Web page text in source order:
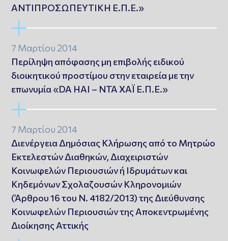
ΑΝΤΙΠΡΟΣΩΠΕΥΤΙΚΗ Ε.Π.Ε.»
7 Μαρτίου 2014
Περίληψη απόφασης μη επιβολής ειδικού
διοικητικού προστίμου στην εταιρεία με την
επωνυμία «DA HAI – ΝΤΑ ΧΑΪ Ε.Π.Ε.»
7 Μαρτίου 2014
Διενέργεια Δημόσιας Κλήρωσης από το Μητρώο
Εκτελεστών Διαθηκών, Διαχειριστών
Κοινωφελών Περιουσιών ή Ιδρυμάτων και
Κηδεμόνων Σχολαζουσών Κληρονομιών
(Άρθρου 16 του Ν. 4182/2013) της Διεύθυνσης
Κοινωφελών Περιουσιών της Αποκεντρωμένης
Διοίκησης Αττικής